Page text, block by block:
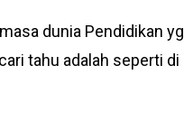
dunia Pendidikan yg
tahu adalah seperti di